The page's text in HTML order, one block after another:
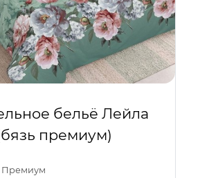
бельё Лейла
премиум)
Премиум